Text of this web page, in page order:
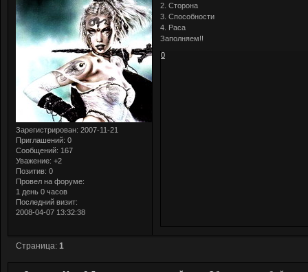
Зарегистрирован: 2007-11-21
Приглашений: 0
Сообщений: 167
Уважение: +2
Позитив: 0
Провел на форуме:
1 день 0 часов
Последний визит:
2008-04-07 13:32:38
2. Сторона
3. Способности
4. Раса
Заполняем!!
0
Страница:1